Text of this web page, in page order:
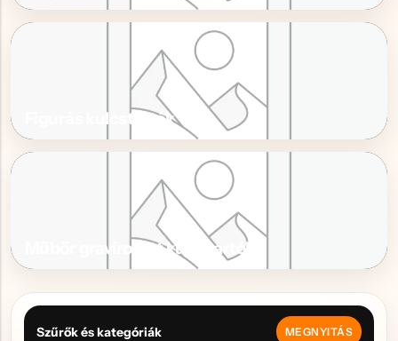
Figurás kulcstartók
Műbőr gravírozott kulcstartók
Szűrők és kategóriák MEGNYITÁS